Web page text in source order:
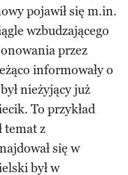
pojawił się m.in.
wzbudzającego
przez
informowały o
nieżyjący już
To przykład
temat z
się w
był w